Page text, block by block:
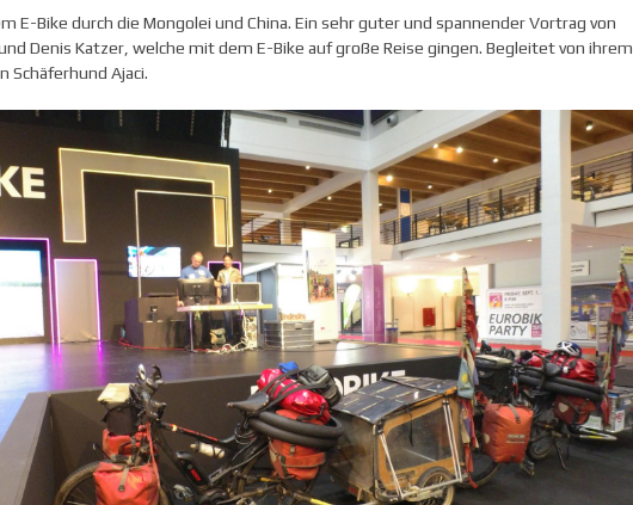
E-Bike durch die Mongolei und China. Ein sehr guter und spannender Vortrag von
Denis Katzer, welche mit dem E-Bike auf große Reise gingen. Begleitet von ihrem
Schäferhund Ajaci.